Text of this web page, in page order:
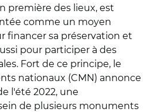
première des lieux, est
comme un moyen
financer sa préservation et
pour participer à des
Fort de ce principe, le
nationaux (CMN) annonce
l'été 2022, une
de plusieurs monuments